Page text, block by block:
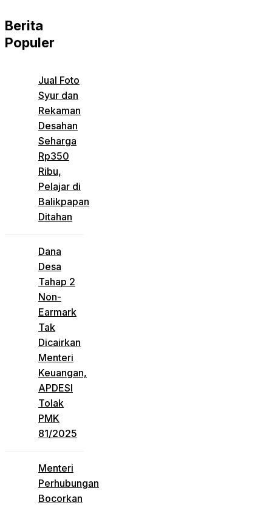
Berita
Populer
Jual Foto
Syur dan
Rekaman
Desahan
Seharga
Rp350
Ribu,
Pelajar di
Balikpapan
Ditahan
Dana
Desa
Tahap 2
Non-
Earmark
Tak
Dicairkan
Menteri
Keuangan,
APDESI
Tolak
PMK
81/2025
Menteri
Perhubungan
Bocorkan